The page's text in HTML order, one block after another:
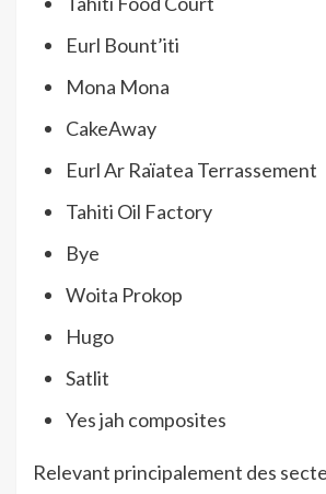
Eurl Bount’iti
Mona Mona
CakeAway
Eurl Ar Raïatea Terrassement
Tahiti Oil Factory
Bye
Woita Prokop
Hugo
Satlit
Yes jah composites
Relevant principalement des